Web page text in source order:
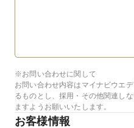
※お問い合わせに関して
お問い合わせ内容はマイナビウエ
るものとし、採用・その他関連し
ますようお願いいたします。
お客様情報